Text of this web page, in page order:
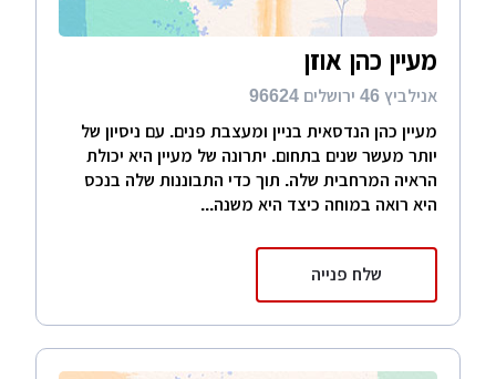
מעיין כהן אוזן
אנילביץ 46 ירושלים 96624
מעיין כהן הנדסאית בניין ומעצבת פנים. עם ניסיון של
יותר מעשר שנים בתחום. יתרונה של מעיין היא יכולת
הראיה המרחבית שלה. תוך כדי התבוננות שלה בנכס
היא רואה במוחה כיצד היא משנה...
שלח פנייה